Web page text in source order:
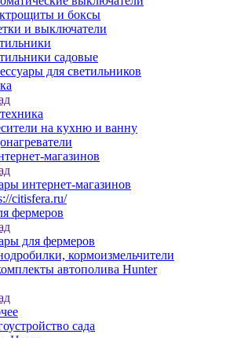
и боксы
и выключатели
садовые
для светильников
на кухню и ванну
магазинов
интернет-магазинов
citisfera.ru/
фермеров
для фермеров
кормоизмельчители
автополива Hunter
сада